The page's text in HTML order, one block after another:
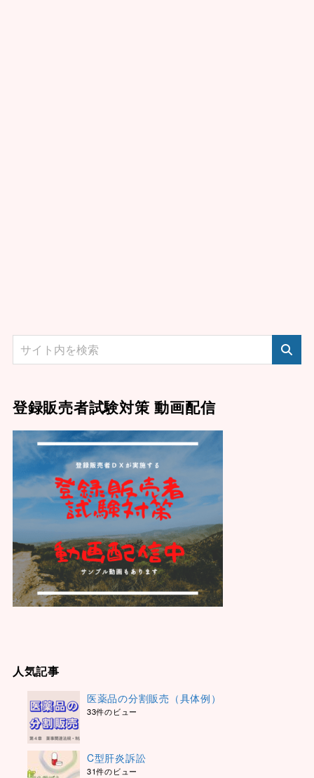
登録販売者試験対策 動画配信
人気記事
医薬品の分割販売（具体例）
33件のビュー
C型肝炎訴訟
31件のビュー